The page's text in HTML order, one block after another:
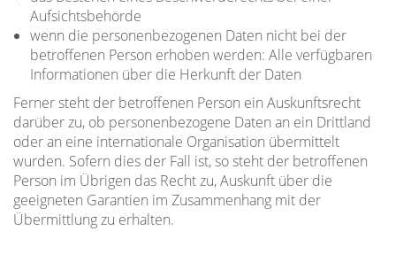
Aufsichtsbehörde
wenn die personenbezogenen Daten nicht bei der
betroffenen Person erhoben werden: Alle verfügbaren
Informationen über die Herkunft der Daten
Ferner steht der betroffenen Person ein Auskunftsrecht
darüber zu, ob personenbezogene Daten an ein Drittland
oder an eine internationale Organisation übermittelt
wurden. Sofern dies der Fall ist, so steht der betroffenen
Person im Übrigen das Recht zu, Auskunft über die
geeigneten Garantien im Zusammenhang mit der
Übermittlung zu erhalten.